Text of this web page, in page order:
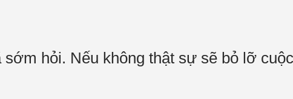
hỏi. Nếu không thật sự sẽ bỏ lỡ